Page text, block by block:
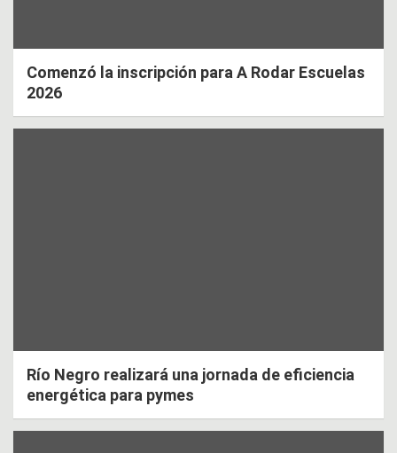
Comenzó la inscripción para A Rodar Escuelas
2026
Río Negro realizará una jornada de eficiencia
energética para pymes